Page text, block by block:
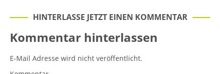
HINTERLASSE JETZT EINEN KOMMENTAR
Kommentar hinterlassen
E-Mail Adresse wird nicht veröffentlicht.